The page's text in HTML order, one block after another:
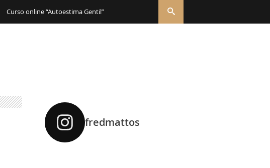
Curso online “Autoestima Gentil”
fredmattos